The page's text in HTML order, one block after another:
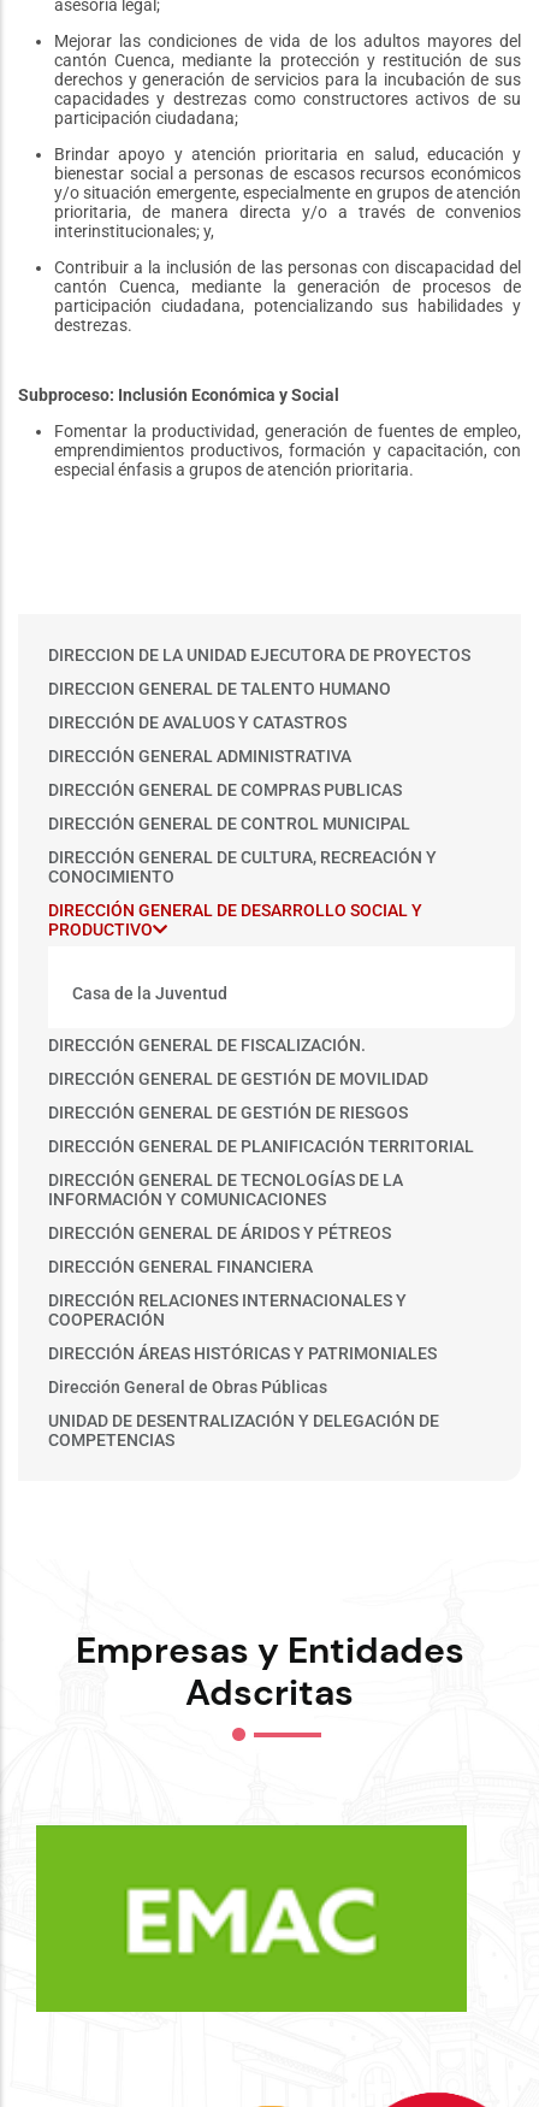
asesoría legal;
Mejorar las condiciones de vida de los adultos mayores del
cantón Cuenca, mediante la protección y restitución de sus
derechos y generación de servicios para la incubación de sus
capacidades y destrezas como constructores activos de su
participación ciudadana;
Brindar apoyo y atención prioritaria en salud, educación y
bienestar social a personas de escasos recursos económicos
y/o situación emergente, especialmente en grupos de atención
prioritaria, de manera directa y/o a través de convenios
interinstitucionales; y,
Contribuir a la inclusión de las personas con discapacidad del
cantón Cuenca, mediante la generación de procesos de
participación ciudadana, potencializando sus habilidades y
destrezas.
Subproceso: Inclusión Económica y Social
Fomentar la productividad, generación de fuentes de empleo,
emprendimientos productivos, formación y capacitación, con
especial énfasis a grupos de atención prioritaria.
Main
menu
DIRECCION DE LA UNIDAD EJECUTORA DE PROYECTOS
DIRECCION GENERAL DE TALENTO HUMANO
DIRECCIÓN DE AVALUOS Y CATASTROS
DIRECCIÓN GENERAL ADMINISTRATIVA
DIRECCIÓN GENERAL DE COMPRAS PUBLICAS
DIRECCIÓN GENERAL DE CONTROL MUNICIPAL
DIRECCIÓN GENERAL DE CULTURA, RECREACIÓN Y
CONOCIMIENTO
DIRECCIÓN GENERAL DE DESARROLLO SOCIAL Y
PRODUCTIVO
Casa de la Juventud
DIRECCIÓN GENERAL DE FISCALIZACIÓN.
DIRECCIÓN GENERAL DE GESTIÓN DE MOVILIDAD
DIRECCIÓN GENERAL DE GESTIÓN DE RIESGOS
DIRECCIÓN GENERAL DE PLANIFICACIÓN TERRITORIAL
DIRECCIÓN GENERAL DE TECNOLOGÍAS DE LA
INFORMACIÓN Y COMUNICACIONES
DIRECCIÓN GENERAL DE ÁRIDOS Y PÉTREOS
DIRECCIÓN GENERAL FINANCIERA
DIRECCIÓN RELACIONES INTERNACIONALES Y
COOPERACIÓN
DIRECCIÓN ÁREAS HISTÓRICAS Y PATRIMONIALES
Dirección General de Obras Públicas
UNIDAD DE DESENTRALIZACIÓN Y DELEGACIÓN DE
COMPETENCIAS
Empresas y Entidades
Adscritas